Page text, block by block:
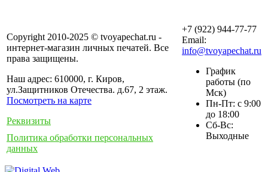
Copyright 2010-2025 © tvoyapechat.ru -
интернет-магазин личных печатей. Все
права защищены.
Наш адрес: 610000, г. Киров,
ул.Защитников Отечества. д.67, 2 этаж.
Посмотреть на карте
Реквизиты
Политика обработки персональных
данных
+7 (922) 944-77-77
Email:
info@tvoyapechat.ru
График
работы (по
Мск)
Пн-Пт: с 9:00
до 18:00
Сб-Вс:
Выходные